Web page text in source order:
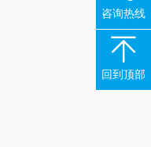
咨询热线

回到顶部